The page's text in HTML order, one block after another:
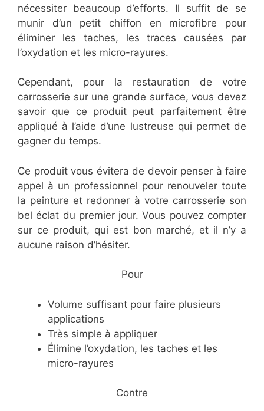
nécessiter beaucoup d’efforts. Il suffit de se
munir d’un petit chiffon en microfibre pour
éliminer les taches, les traces causées par
l’oxydation et les micro-rayures.
Cependant, pour la restauration de votre
carrosserie sur une grande surface, vous devez
savoir que ce produit peut parfaitement être
appliqué à l’aide d’une lustreuse qui permet de
gagner du temps.
Ce produit vous évitera de devoir penser à faire
appel à un professionnel pour renouveler toute
la peinture et redonner à votre carrosserie son
bel éclat du premier jour. Vous pouvez compter
sur ce produit, qui est bon marché, et il n’y a
aucune raison d’hésiter.
​Pour
​Volume suffisant pour faire plusieurs
applications
​Très simple à appliquer
​Élimine l’oxydation, les taches et les
micro-rayures
​Contre